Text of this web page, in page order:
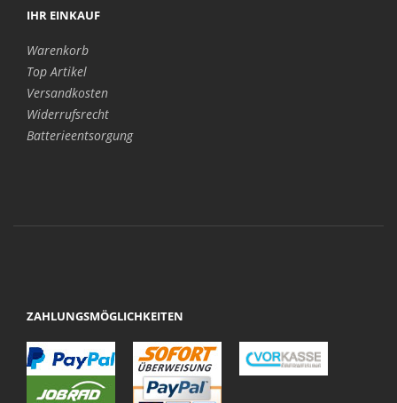
IHR EINKAUF
Warenkorb
Top Artikel
Versandkosten
Widerrufsrecht
Batterieentsorgung
ZAHLUNGSMÖGLICHKEITEN